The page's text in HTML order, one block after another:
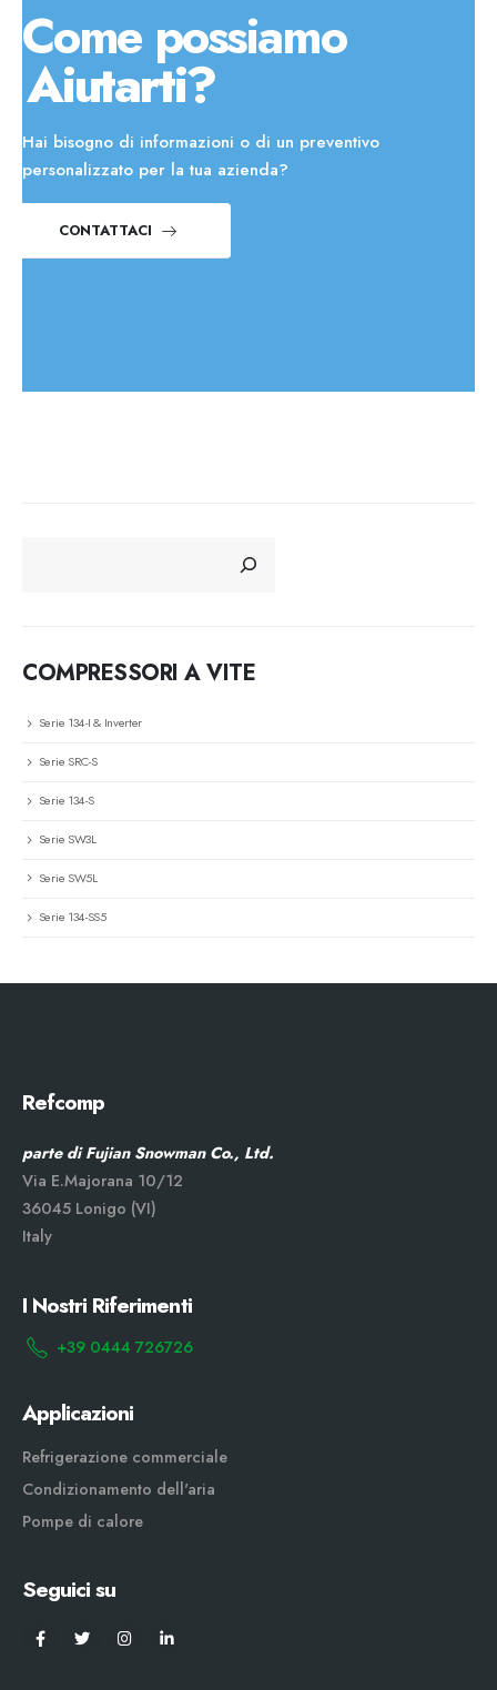
Come possiamo
Aiutarti?
Hai bisogno di informazioni o di un preventivo
personalizzato per la tua azienda?
CONTATTACI
COMPRESSORI A VITE
Serie 134-I & Inverter
Serie SRC-S
Serie 134-S
Serie SW3L
Serie SW5L
Serie 134-SS5
Refcomp
parte di Fujian Snowman Co., Ltd.
Via E.Majorana 10/12
36045 Lonigo (VI)
Italy
I Nostri Riferimenti
+39 0444 726726
Applicazioni
Refrigerazione commerciale
Condizionamento dell'aria
Pompe di calore
Seguici su